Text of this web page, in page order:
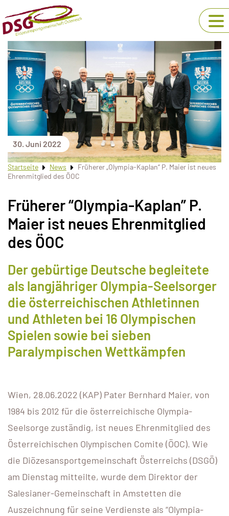
30. Juni 2022
Startseite News
Früherer „Olympia-Kaplan“ P. Maier ist neues
Ehrenmitglied des ÖOC
Früherer “Olympia-Kaplan” P.
Maier ist neues Ehrenmitglied
des ÖOC
Der gebürtige Deutsche begleitete
als langjähriger Olympia-Seelsorger
die österreichischen Athletinnen
und Athleten bei 16 Olympischen
Spielen sowie bei sieben
Paralympischen Wettkämpfen
Wien, 28.06.2022 (KAP) Pater Bernhard Maier, von
1984 bis 2012 für die österreichische Olympia-
Seelsorge zuständig, ist neues Ehrenmitglied des
Österreichischen Olympischen Comite (ÖOC). Wie
die Diözesansportgemeinschaft Österreichs (DSGÖ)
am Dienstag mitteilte, wurde dem Direktor der
Salesianer-Gemeinschaft in Amstetten die
Auszeichnung für seine Verdienste als “Olympia-